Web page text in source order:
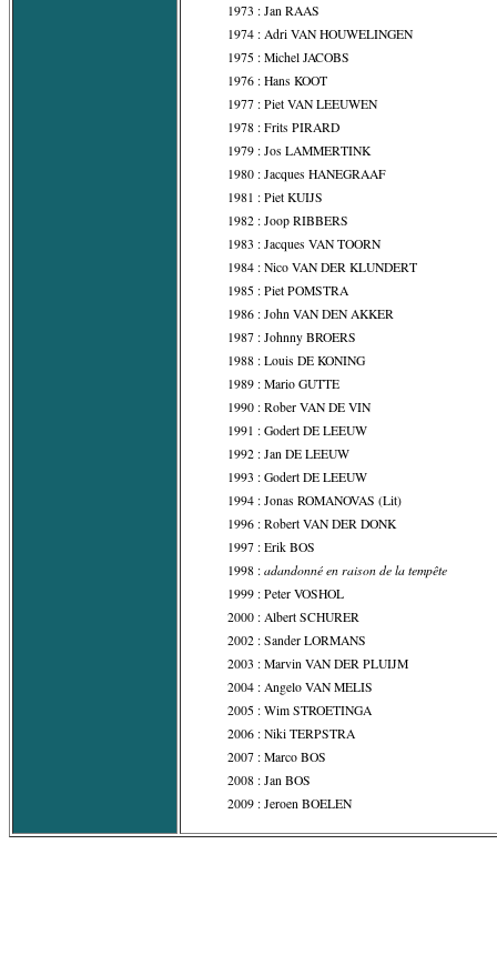
1973 : Jan RAAS
1974 : Adri VAN HOUWELINGEN
1975 : Michel JACOBS
1976 : Hans KOOT
1977 : Piet VAN LEEUWEN
1978 : Frits PIRARD
1979 : Jos LAMMERTINK
1980 : Jacques HANEGRAAF
1981 : Piet KUIJS
1982 : Joop RIBBERS
1983 : Jacques VAN TOORN
1984 : Nico VAN DER KLUNDERT
1985 : Piet POMSTRA
1986 : John VAN DEN AKKER
1987 : Johnny BROERS
1988 : Louis DE KONING
1989 : Mario GUTTE
1990 : Rober VAN DE VIN
1991 : Godert DE LEEUW
1992 : Jan DE LEEUW
1993 : Godert DE LEEUW
1994 : Jonas ROMANOVAS (Lit)
1996 : Robert VAN DER DONK
1997 : Erik BOS
1998 : adandonné en raison de la tempête
1999 : Peter VOSHOL
2000 : Albert SCHURER
2002 : Sander LORMANS
2003 : Marvin VAN DER PLUIJM
2004 : Angelo VAN MELIS
2005 : Wim STROETINGA
2006 : Niki TERPSTRA
2007 : Marco BOS
2008 : Jan BOS
2009 : Jeroen BOELEN